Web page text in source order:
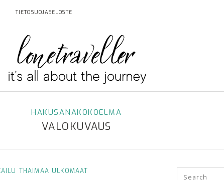
TIETOSUOJASELOSTE
HAKUSANAKOKOELMA
VALOKUVAUS
THAIMAA ULKOMAAT